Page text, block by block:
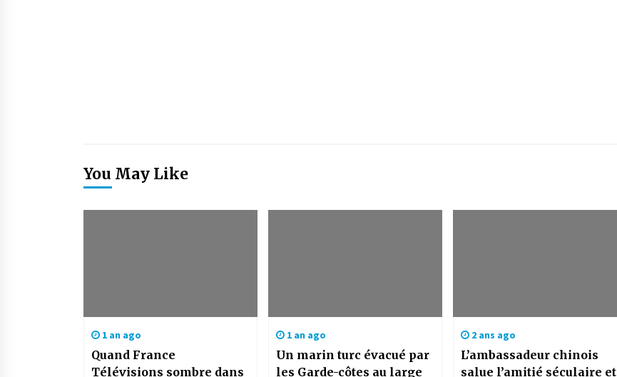
You May Like
1 an ago
Quand France
Télévisions sombre dans
1 an ago
Un marin turc évacué par
les Garde-côtes au large
2 ans ago
L’ambassadeur chinois
salue l’amitié séculaire et